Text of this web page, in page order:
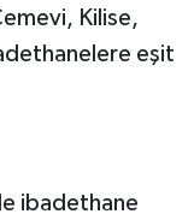
Kilise,
eşit
ibadethane